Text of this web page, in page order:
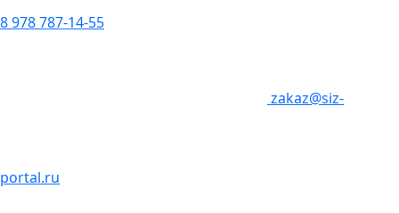
8 978 787-14-55
zakaz@siz-
portal.ru